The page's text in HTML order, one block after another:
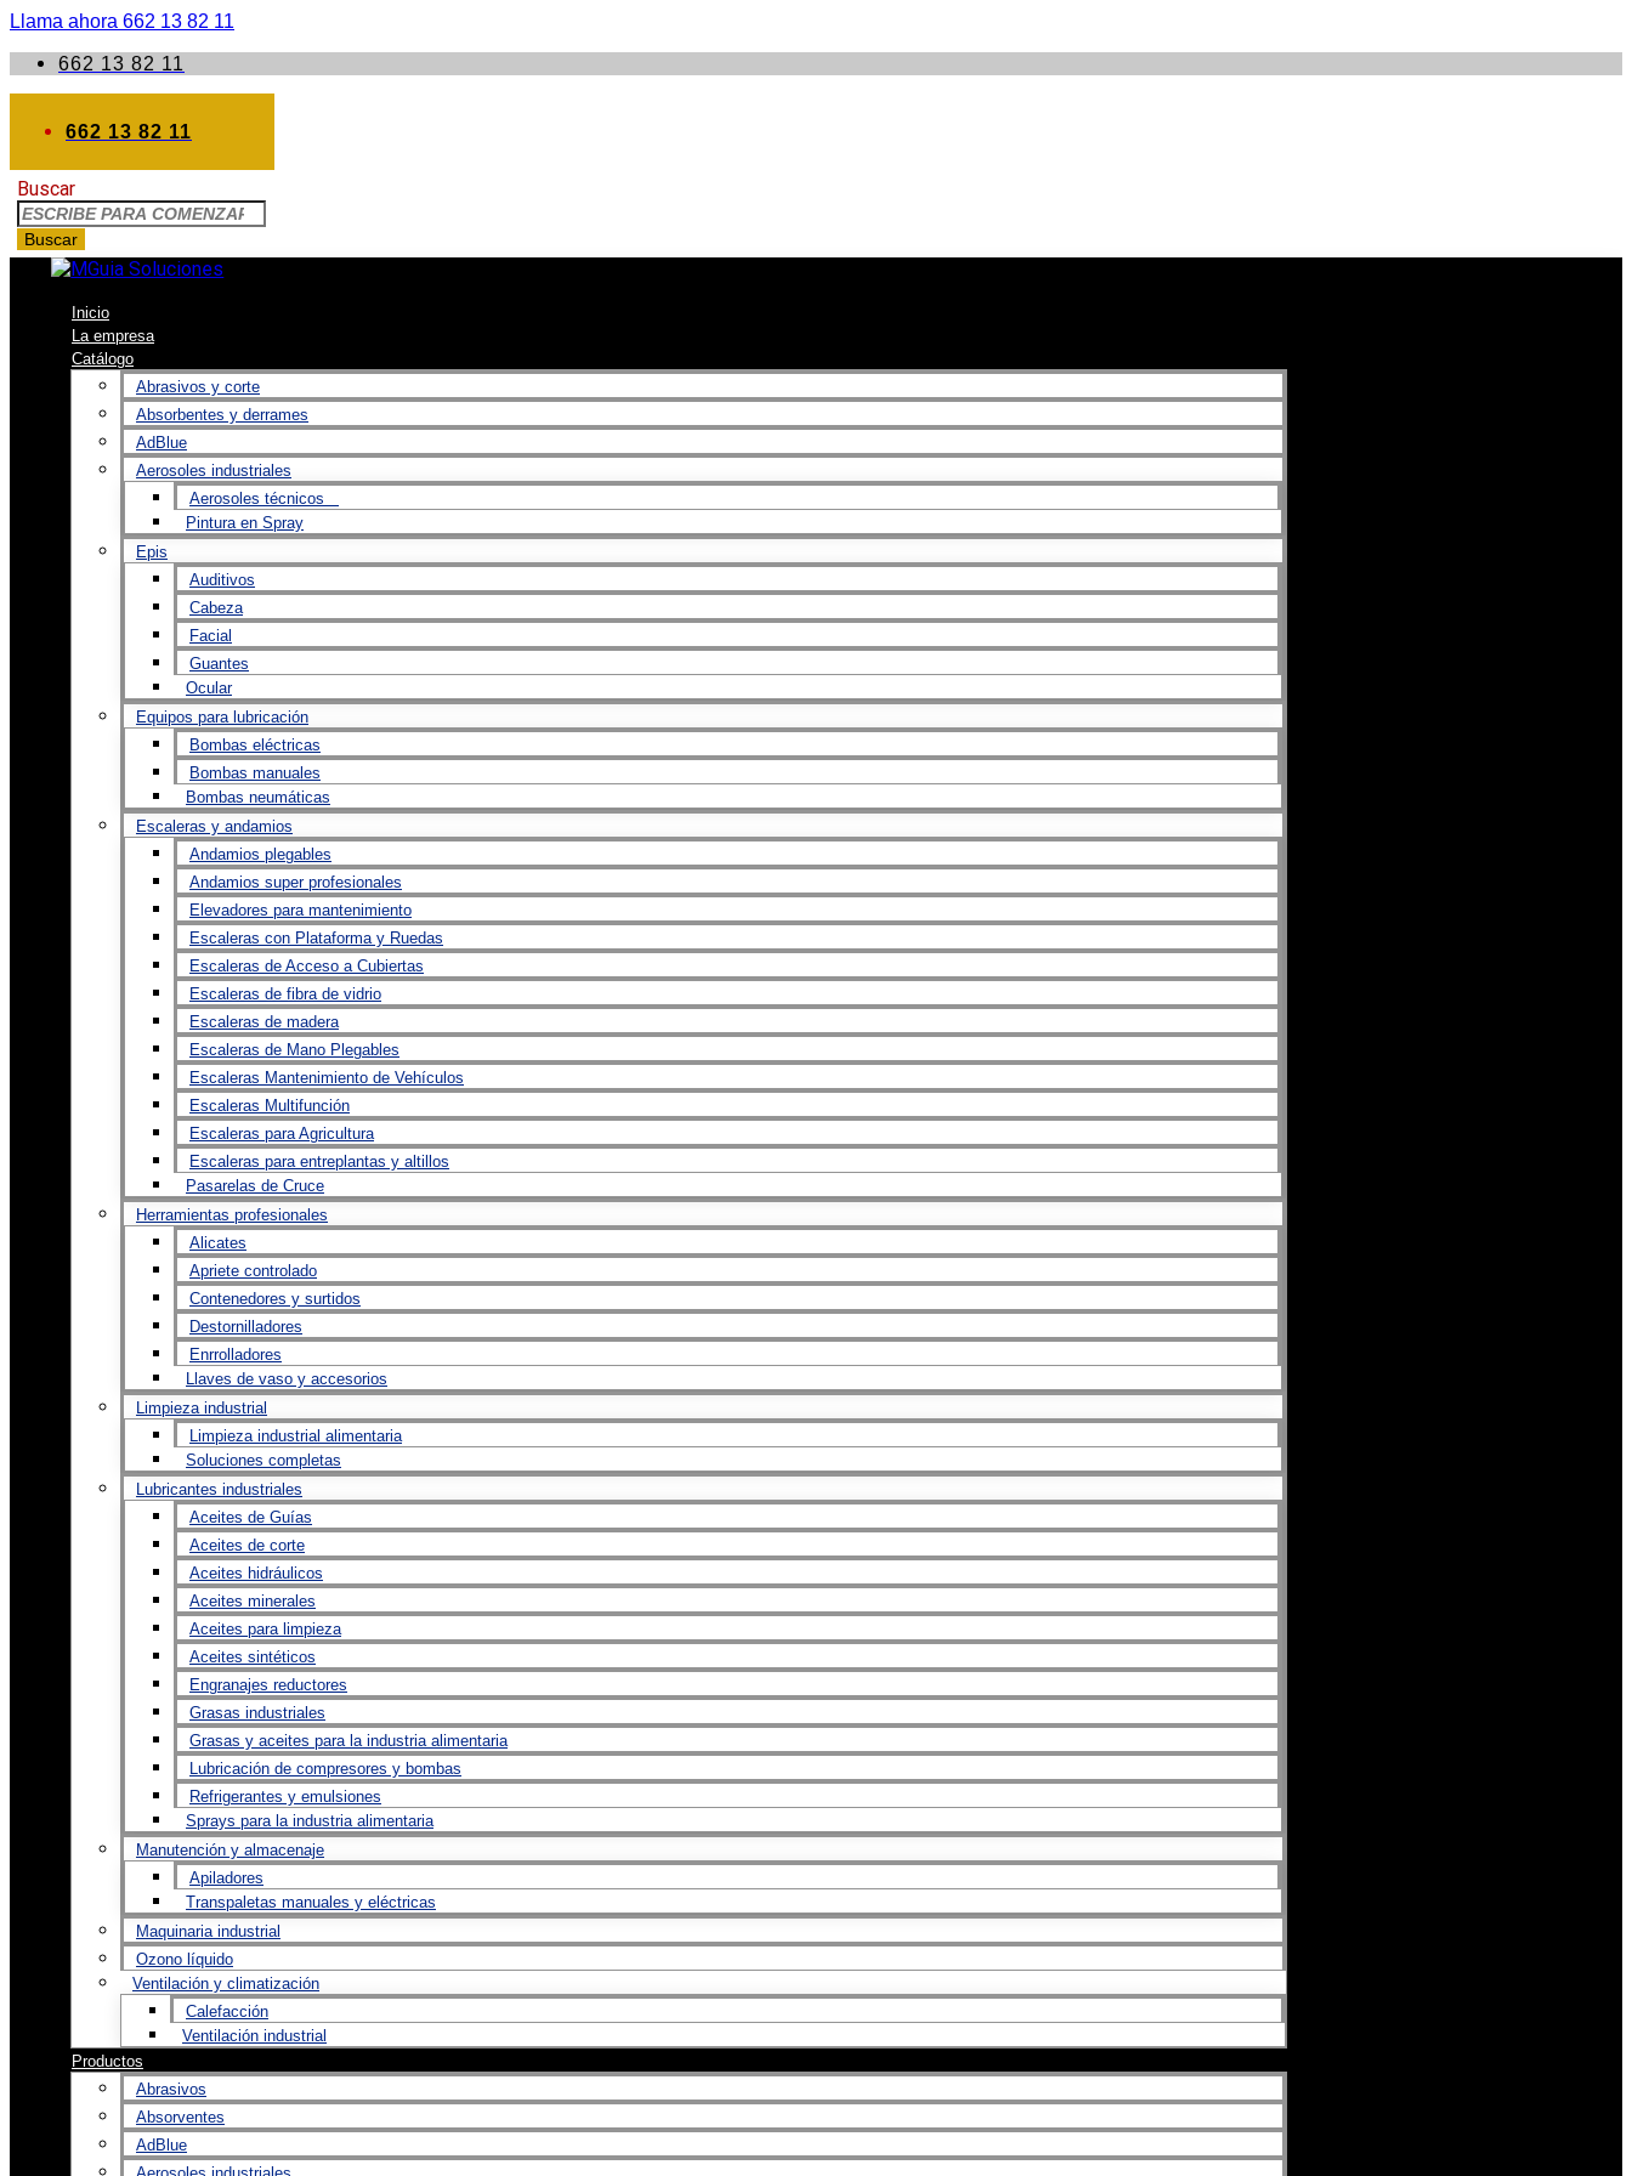
Llama ahora 662 13 82 11
662 13 82 11
662 13 82 11
Buscar
Buscar
Inicio
La empresa
Catálogo
Abrasivos y corte
Absorbentes y derrames
AdBlue
Aerosoles industriales
Aerosoles técnicos
Pintura en Spray
Epis
Auditivos
Cabeza
Facial
Guantes
Ocular
Equipos para lubricación
Bombas eléctricas
Bombas manuales
Bombas neumáticas
Escaleras y andamios
Andamios plegables
Andamios super profesionales
Elevadores para mantenimiento
Escaleras con Plataforma y Ruedas
Escaleras de Acceso a Cubiertas
Escaleras de fibra de vidrio
Escaleras de madera
Escaleras de Mano Plegables
Escaleras Mantenimiento de Vehículos
Escaleras Multifunción
Escaleras para Agricultura
Escaleras para entreplantas y altillos
Pasarelas de Cruce
Herramientas profesionales
Alicates
Apriete controlado
Contenedores y surtidos
Destornilladores
Enrrolladores
Llaves de vaso y accesorios
Limpieza industrial
Limpieza industrial alimentaria
Soluciones completas
Lubricantes industriales
Aceites de Guías
Aceites de corte
Aceites hidráulicos
Aceites minerales
Aceites para limpieza
Aceites sintéticos
Engranajes reductores
Grasas industriales
Grasas y aceites para la industria alimentaria
Lubricación de compresores y bombas
Refrigerantes y emulsiones
Sprays para la industria alimentaria
Manutención y almacenaje
Apiladores
Transpaletas manuales y eléctricas
Maquinaria industrial
Ozono líquido
Ventilación y climatización
Calefacción
Ventilación industrial
Productos
Abrasivos
Absorventes
AdBlue